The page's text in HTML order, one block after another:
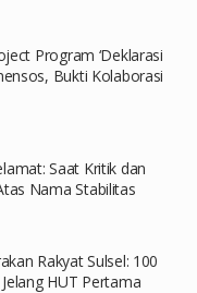
Program ‘Deklarasi
Bukti Kolaborasi
Saat Kritik dan
Nama Stabilitas
Rakyat Sulsel: 100
HUT Pertama